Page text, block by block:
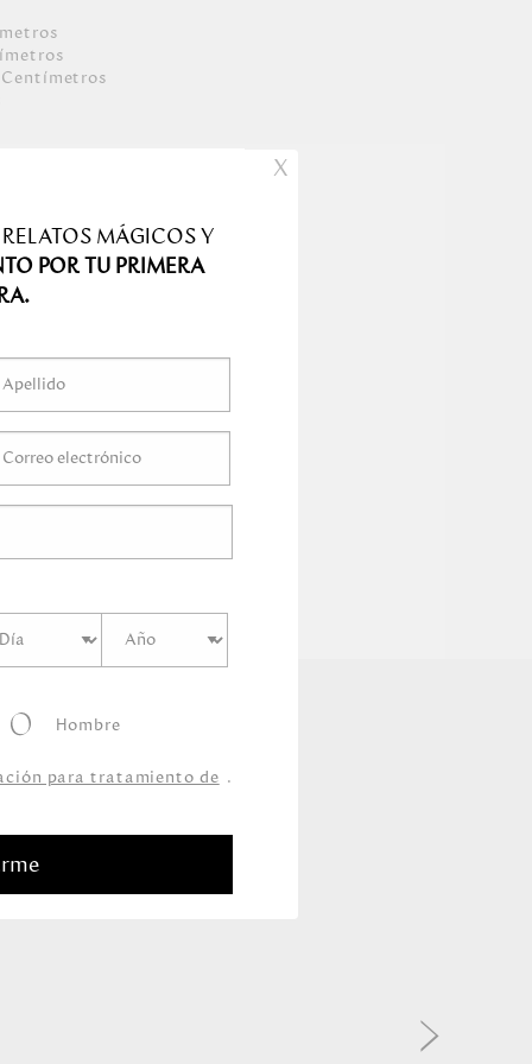
s
s
Centímetros
X
MÁGICOS Y
POR TU PRIMERA
Hombre
para tratamiento de .